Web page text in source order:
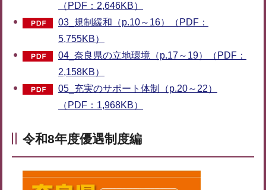
（PDF：2,646KB）
03_規制緩和（p.10～16）（PDF：
5,755KB）
04_奈良県の立地環境（p.17～19）（PDF：
2,158KB）
05_充実のサポート体制（p.20～22）
（PDF：1,968KB）
令和8年度優遇制度編